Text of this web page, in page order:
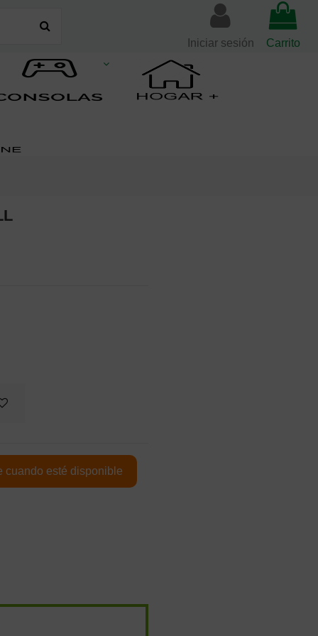
Iniciar sesión Carrito